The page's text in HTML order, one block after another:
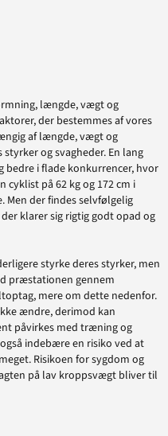
længde, vægt og
der bestemmes af vores
af længde, vægt og
og svagheder. En lang
bedre i flade konkurrencer, hvor
på 62 kg og 172 cm i
der findes selvfølgelig
klarer sig rigtig godt opad og
styrke deres styrker, men
præstationen gennem
mere om dette nedenfor.
ændre, derimod kan
påvirkes med træning og
indebære en risiko ved at
Risikoen for sygdom og
på lav kroppsvægt bliver til